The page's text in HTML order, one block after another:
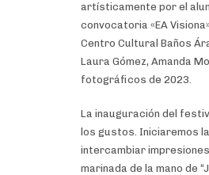
artísticamente por el
convocatoria «EA
Centro Cultural Baños
Laura Gómez, Amanda
fotográficos de 2023.
La inauguración del
los gustos. Iniciaremos
intercambiar
marinada de la mano de